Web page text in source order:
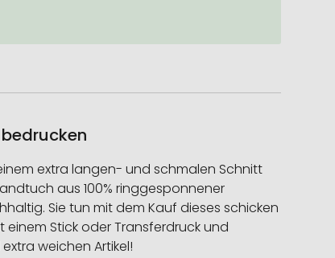
extra langen- und schmalen Schnitt
aus 100% ringgesponnener
Sie tun mit dem Kauf dieses schicken
Stick oder Transferdruck und
weichen Artikel!